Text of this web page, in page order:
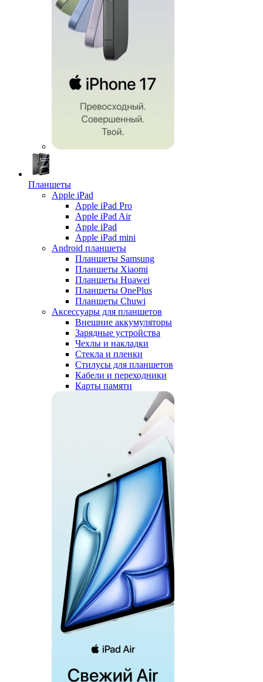
Планшеты
Apple iPad
Apple iPad Pro
Apple iPad Air
Apple iPad
Apple iPad mini
Android планшеты
Планшеты Samsung
Планшеты Xiaomi
Планшеты Huawei
Планшеты OnePlus
Планшеты Chuwi
Аксессуары для планшетов
Внешние аккумуляторы
Зарядные устройства
Чехлы и накладки
Стекла и пленки
Стилусы для планшетов
Кабели и переходники
Карты памяти